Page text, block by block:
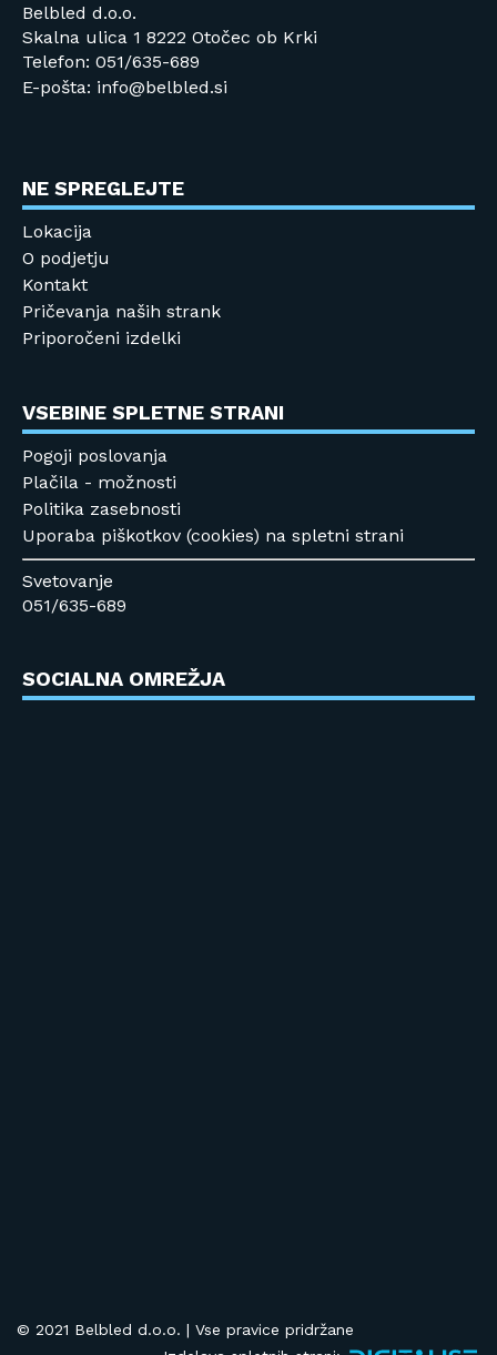
Belbled d.o.o.
Skalna ulica 1 8222 Otočec ob Krki
Telefon: 051/635-689
E-pošta: info@belbled.si
NE SPREGLEJTE
Lokacija
O podjetju
Kontakt
Pričevanja naših strank
Priporočeni izdelki
VSEBINE SPLETNE STRANI
Pogoji poslovanja
Plačila - možnosti
Politika zasebnosti
Uporaba piškotkov (cookies) na spletni strani
Svetovanje
051/635-689
SOCIALNA OMREŽJA
© 2021 Belbled d.o.o. | Vse pravice pridržane